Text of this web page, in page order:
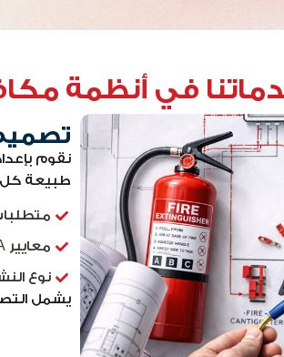
في أنظمة
نقوم
طبيعة كل
معايير NFPA العالمية
نوع
يشمل